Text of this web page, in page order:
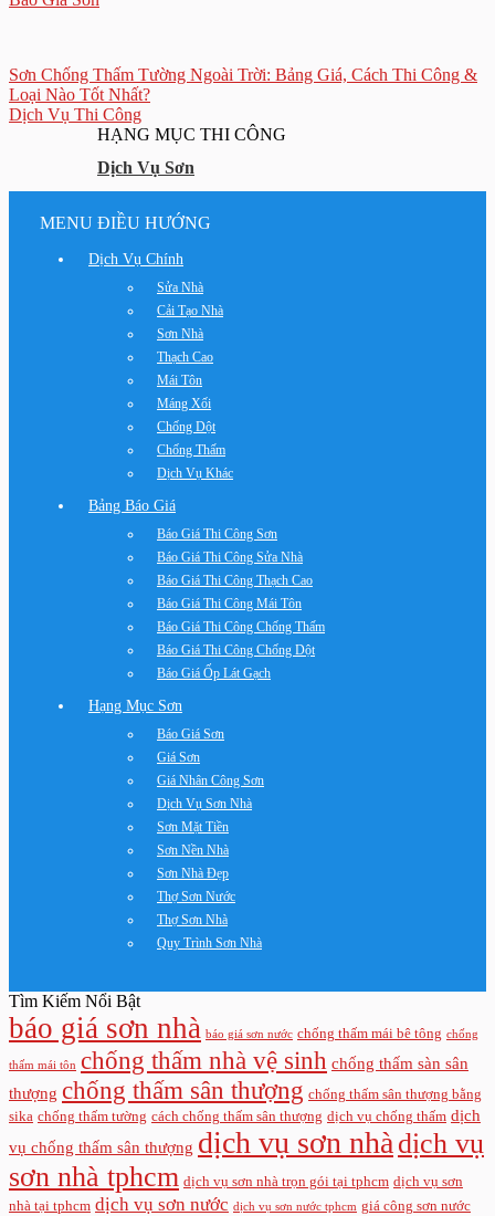
Sơn Chống Thấm Tường Ngoài Trời: Bảng Giá, Cách Thi Công &
Loại Nào Tốt Nhất?
Dịch Vụ Thi Công
HẠNG MỤC THI CÔNG
Dịch Vụ Sơn
MENU ĐIỀU HƯỚNG
Dịch Vụ Chính
Sửa Nhà
Cải Tạo Nhà
Sơn Nhà
Thạch Cao
Mái Tôn
Máng Xối
Chống Dột
Chống Thấm
Dịch Vụ Khác
Bảng Báo Giá
Báo Giá Thi Công Sơn
Báo Giá Thi Công Sửa Nhà
Báo Giá Thi Công Thạch Cao
Báo Giá Thi Công Mái Tôn
Báo Giá Thi Công Chống Thấm
Báo Giá Thi Công Chống Dột
Báo Giá Ốp Lát Gạch
Hạng Mục Sơn
Báo Giá Sơn
Giá Sơn
Giá Nhân Công Sơn
Dịch Vụ Sơn Nhà
Sơn Mặt Tiền
Sơn Nền Nhà
Sơn Nhà Đẹp
Thợ Sơn Nước
Thợ Sơn Nhà
Quy Trình Sơn Nhà
Tìm Kiếm Nổi Bật
báo giá sơn nhà báo giá sơn nước chống thấm mái bê tông chống
thấm mái tôn chống thấm nhà vệ sinh chống thấm sàn sân
thượng chống thấm sân thượng chống thấm sân thượng bằng
sika chống thấm tường cách chống thấm sân thượng dịch vụ chống thấm dịch
vụ chống thấm sân thượng dịch vụ sơn nhà dịch vụ
sơn nhà tphcm dịch vụ sơn nhà trọn gói tại tphcm dịch vụ sơn
nhà tại tphcm dịch vụ sơn nước dịch vụ sơn nước tphcm giá công sơn nước